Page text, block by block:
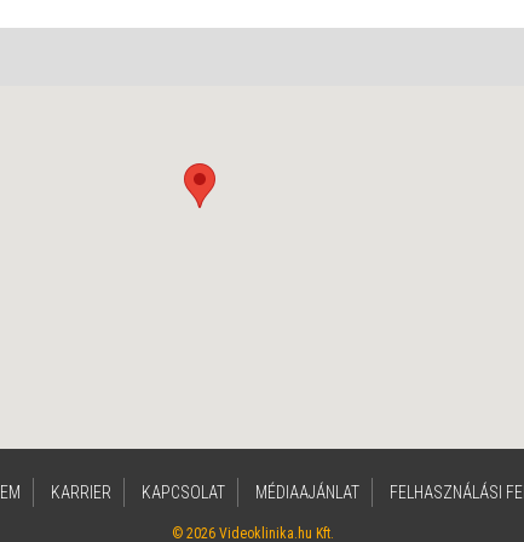
KARRIER KAPCSOLAT MÉDIAAJÁNLAT FELHASZNÁLÁSI
© 2026 Videoklinika.hu Kft.